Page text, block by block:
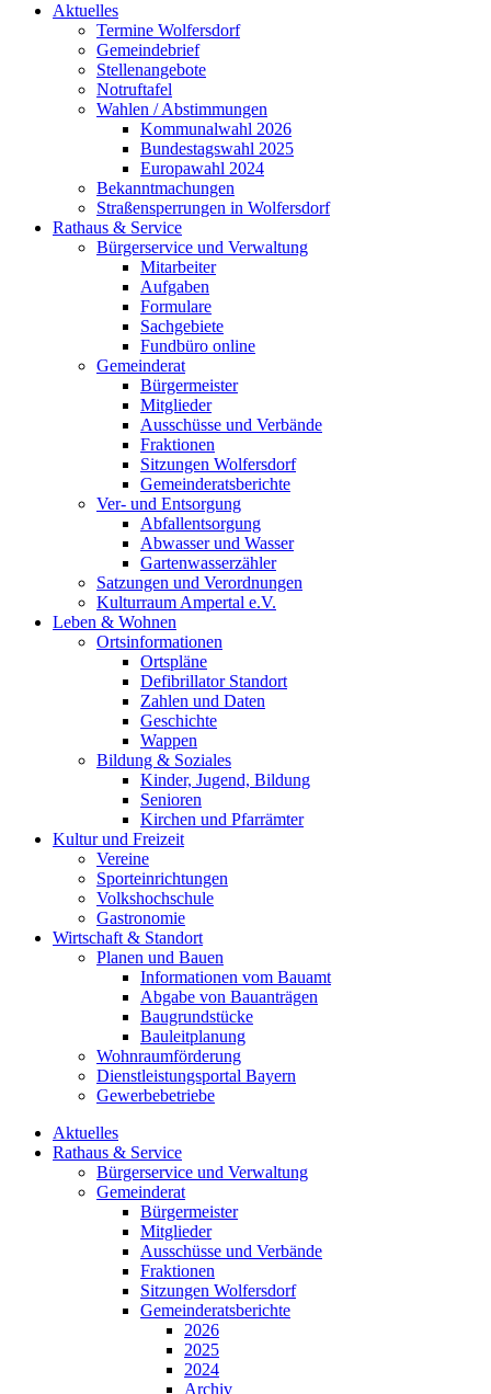
Aktuelles
Termine Wolfersdorf
Gemeindebrief
Stellenangebote
Notruftafel
Wahlen / Abstimmungen
Kommunalwahl 2026
Bundestagswahl 2025
Europawahl 2024
Bekanntmachungen
Straßensperrungen in Wolfersdorf
Rathaus & Service
Bürgerservice und Verwaltung
Mitarbeiter
Aufgaben
Formulare
Sachgebiete
Fundbüro online
Gemeinderat
Bürgermeister
Mitglieder
Ausschüsse und Verbände
Fraktionen
Sitzungen Wolfersdorf
Gemeinderatsberichte
Ver- und Entsorgung
Abfallentsorgung
Abwasser und Wasser
Gartenwasserzähler
Satzungen und Verordnungen
Kulturraum Ampertal e.V.
Leben & Wohnen
Ortsinformationen
Ortspläne
Defibrillator Standort
Zahlen und Daten
Geschichte
Wappen
Bildung & Soziales
Kinder, Jugend, Bildung
Senioren
Kirchen und Pfarrämter
Kultur und Freizeit
Vereine
Sporteinrichtungen
Volkshochschule
Gastronomie
Wirtschaft & Standort
Planen und Bauen
Informationen vom Bauamt
Abgabe von Bauanträgen
Baugrundstücke
Bauleitplanung
Wohnraumförderung
Dienstleistungsportal Bayern
Gewerbebetriebe
Aktuelles
Rathaus & Service
Bürgerservice und Verwaltung
Gemeinderat
Bürgermeister
Mitglieder
Ausschüsse und Verbände
Fraktionen
Sitzungen Wolfersdorf
Gemeinderatsberichte
2026
2025
2024
Archiv